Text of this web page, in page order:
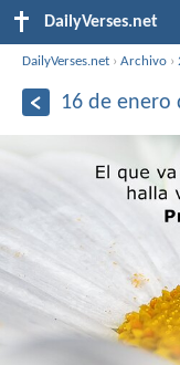
DailyVerses.net
DailyVerses.net ›Archivo ›
16 de enero